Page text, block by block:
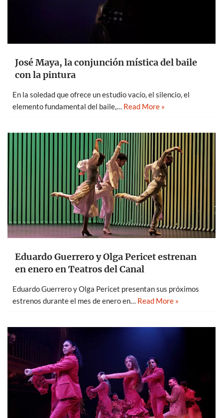
José Maya, la conjunción mística del baile
con la pintura
En la soledad que ofrece un estudio vacío, el silencio, el
elemento fundamental del baile,… Read More »
Eduardo Guerrero y Olga Pericet estrenan
en enero en Teatros del Canal
Eduardo Guerrero y Olga Pericet presentan sus próximos
estrenos durante el mes de enero en… Read More »